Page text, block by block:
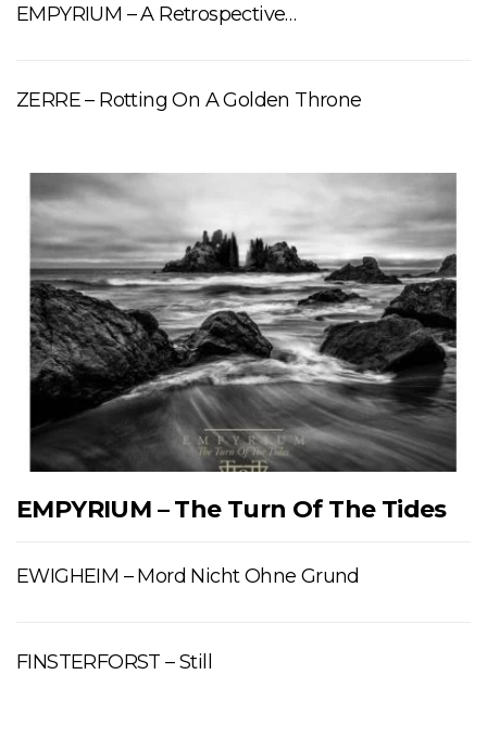
EMPYRIUM – A Retrospective…
ZERRE – Rotting On A Golden Throne
EMPYRIUM – The Turn Of The Tides
EWIGHEIM – Mord Nicht Ohne Grund
FINSTERFORST – Still